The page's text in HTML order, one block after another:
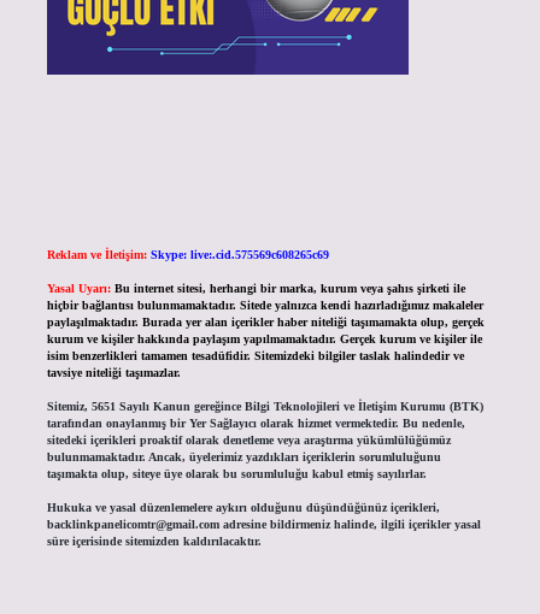
Reklam ve İletişim: Skype: live:.cid.575569c608265c69
Yasal Uyarı: Bu internet sitesi, herhangi bir marka, kurum veya şahıs şirketi ile
hiçbir bağlantısı bulunmamaktadır. Sitede yalnızca kendi hazırladığımız makaleler
paylaşılmaktadır. Burada yer alan içerikler haber niteliği taşımamakta olup, gerçek
kurum ve kişiler hakkında paylaşım yapılmamaktadır. Gerçek kurum ve kişiler ile
isim benzerlikleri tamamen tesadüfidir. Sitemizdeki bilgiler taslak halindedir ve
tavsiye niteliği taşımazlar.
Sitemiz, 5651 Sayılı Kanun gereğince Bilgi Teknolojileri ve İletişim Kurumu (BTK)
tarafından onaylanmış bir Yer Sağlayıcı olarak hizmet vermektedir. Bu nedenle,
sitedeki içerikleri proaktif olarak denetleme veya araştırma yükümlülüğümüz
bulunmamaktadır. Ancak, üyelerimiz yazdıkları içeriklerin sorumluluğunu
taşımakta olup, siteye üye olarak bu sorumluluğu kabul etmiş sayılırlar.
Hukuka ve yasal düzenlemelere aykırı olduğunu düşündüğünüz içerikleri,
backlinkpanelicomtr@gmail.comadresine bildirmeniz halinde, ilgili içerikler yasal
süre içerisinde sitemizden kaldırılacaktır.